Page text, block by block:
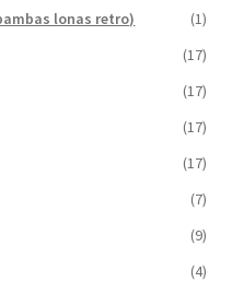
lonas retro)
(1)
(17)
(17)
(17)
(17)
(7)
(9)
(4)